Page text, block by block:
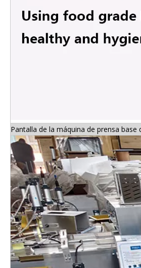
Pantalla de la máquina de prensa base